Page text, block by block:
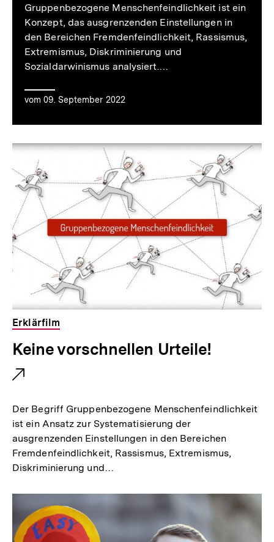
Gruppenbezogene Menschenfeindlichkeit ist ein
Konzept, das ausgrenzenden Einstellungen in
den Bereichen Fremdenfeindlichkeit, Rassismus,
Extremismus, Diskriminierung und
Sozialdarwinismus analysiert.…
vom 09. September 2022
Erklärfilm
E
x
t
e
r
n
e
Keine vorschnellen Urteile!
Der Begriff Gruppenbezogene Menschenfeindlichkeit
ist ein Ansatz zur Systematisierung der
ausgrenzenden Einstellungen in den Bereichen
Fremdenfeindlichkeit, Rassismus, Extremismus,
Diskriminierung und…